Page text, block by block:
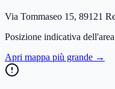
Via Tommaseo 15, 89121
Posizione indicativa dell'area
Apri mappa più grande →